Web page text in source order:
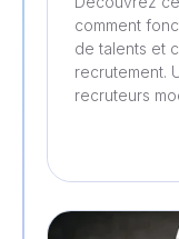
comment
de talents et
recrutement.
recruteurs